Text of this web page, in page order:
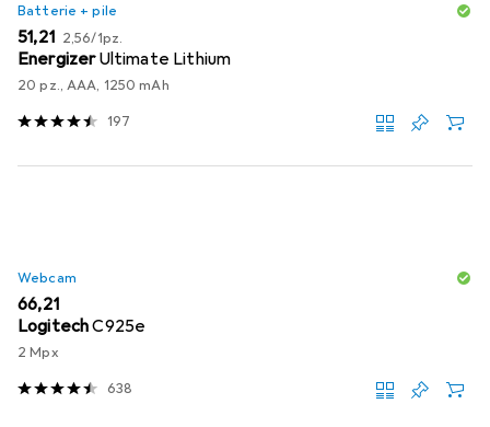
Batterie + pile
EUR
51,21 EUR
2,56/1pz.
EnergizerUltimate Lithium
20 pz., AAA, 1250 mAh
197
Webcam
EUR
66,21
LogitechC925e
2 Mpx
638